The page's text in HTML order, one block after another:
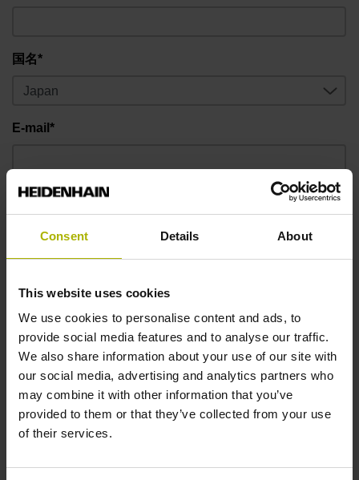
Consent Details About
This website uses cookies
We use cookies to personalise content and ads, to
provide social media features and to analyse our traffic.
We also share information about your use of our site with
our social media, advertising and analytics partners who
may combine it with other information that you’ve
provided to them or that they’ve collected from your use
of their services.
国名*
E-mail*
電話番号*